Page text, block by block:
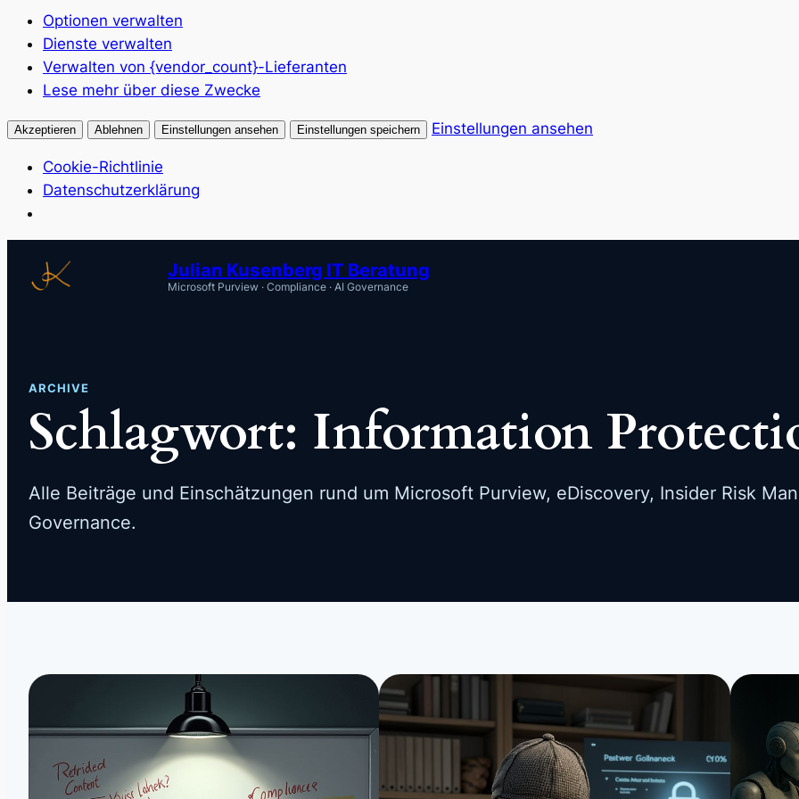
Optionen verwalten
Dienste verwalten
Verwalten von {vendor_count}-Lieferanten
Lese mehr über diese Zwecke
Akzeptieren Ablehnen Einstellungen ansehen Einstellungen speichern Einstellungen ansehen
Cookie-Richtlinie
Datenschutzerklärung
Inhalt
springen
Julian Kusenberg IT Beratung
Microsoft Purview · Compliance · AI Governance
ARCHIVE
Schlagwort: Information
Alle Beiträge und Einschätzungen rund um Microsoft Purview, eDiscovery, Insider Risk
Governance.